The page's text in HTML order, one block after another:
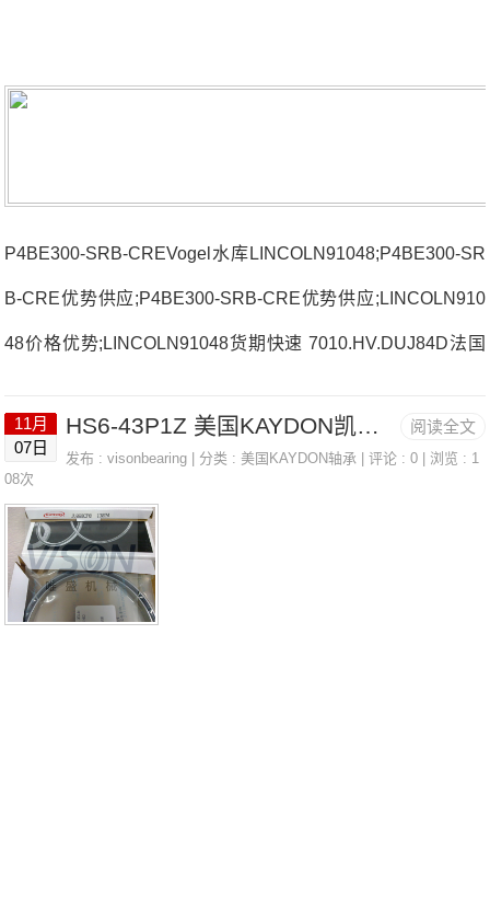
P4BE300-SRB-CREVogel水库LINCOLN91048;P4BE300-SR
B-CRE优势供应;P4BE300-SRB-CRE优势供应;LINCOLN910
48价格优势;LINCOLN91048货期快速 7010.HV.DUJ84D法国
国SNR轴承40.MVA价格60107208.HG1Q18J94法国SNR轴承
40.MVA参数40.MVA价格,40.MVA采购 热销型号推荐：40.MV
A，FEB22436H HS6-43P1Z，P4BE300-SRB-CRE热销品牌
推荐：TOOLST700-YOKE1004T-48286/4822
阅读全文
11月
07日
HS6-43P1Z 美国KAYDON凯顿轴承 KF060CN0
发布 :visonbearing | 分类 :美国KAYDON轴承 | 评论 : 0 | 浏览 : 1
08次